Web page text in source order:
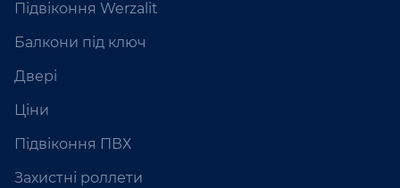
Підвіконня Werzalit
Балкони під ключ
Двері
Ціни
Підвіконня ПВХ
Захистні роллети